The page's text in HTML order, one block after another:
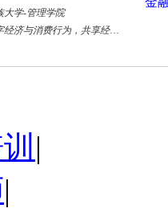
大学-管理学院
与消费行为，共享经济与协同消费，创新与采纳行为
北京市
学
|
|